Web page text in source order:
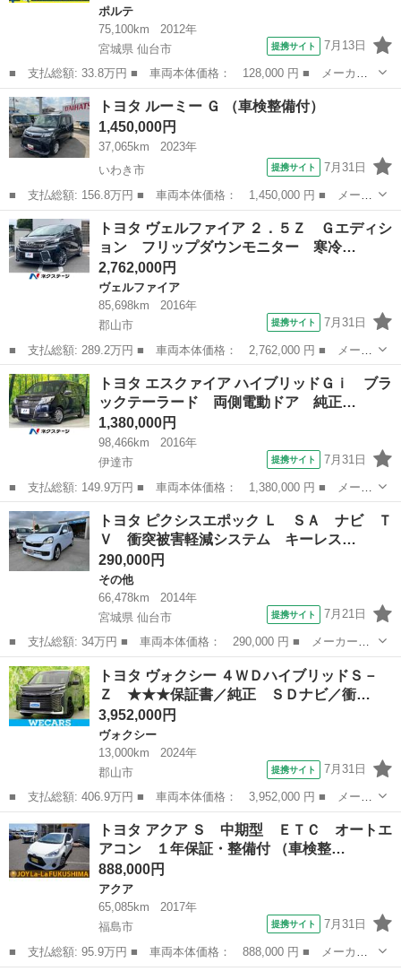
ポルテ
75,100km
2012年
宮城県 仙台市
提携サイト 7月13日
■ 支払総額: 33.8万円 ■ 車両本体価格： 128,000 円 ■ メーカー
名： トヨタ ■ 車種名： ポルテ ■ グレード名： １５０ｉ Ｈ
ＩＤセレクション フルタイム４ＷＤ 左オートスライド メモリー
ナビ ■ 排...
宮城 仙台市 ポルテ
トヨタ ルーミー Ｇ （車検整備付）
1,450,000円
37,065km
2023年
いわき市
提携サイト 7月31日
■ 支払総額: 156.8万円 ■ 車両本体価格： 1,450,000 円 ■ メーカ
ー名： トヨタ ■ 車種名： ルーミー ■ グレード名： Ｇ ■ 排
気量： 1000cc ■ ドア枚数： 5D ■ ミッション： CVT...
福島 いわき市 トヨタ
トヨタ ヴェルファイア ２．５Ｚ Ｇエディシ
ョン フリップダウンモニター 寒冷…
2,762,000円
ヴェルファイア
85,698km
2016年
郡山市
提携サイト 7月31日
■ 支払総額: 289.2万円 ■ 車両本体価格： 2,762,000 円 ■ メーカ
ー名： トヨタ ■ 車種名： ヴェルファイア ■ グレード名：
２．５Ｚ Ｇエディション フリップダウンモニター 寒冷地仕様
４ＷＤ ア...
福島 郡山市 ヴェルファイア
トヨタ エスクァイア ハイブリッドＧｉ ブラ
ックテーラード 両側電動ドア 純正…
1,380,000円
98,466km
2016年
伊達市
提携サイト 7月31日
■ 支払総額: 149.9万円 ■ 車両本体価格： 1,380,000 円 ■ メーカ
ー名： トヨタ ■ 車種名： エスクァイア ■ グレード名： ハイ
ブリッドＧｉ ブラックテーラード 両側電動ドア 純正ナビ バッ
クカメラ...
福島 伊達市 トヨタ
トヨタ ピクシスエポック Ｌ ＳＡ ナビ Ｔ
Ｖ 衝突被害軽減システム キーレス…
290,000円
その他
66,478km
2014年
宮城県 仙台市
提携サイト 7月21日
■ 支払総額: 34万円 ■ 車両本体価格： 290,000 円 ■ メーカー
名： トヨタ ■ 車種名： ピクシスエポック ■ グレード名：
Ｌ ＳＡ ナビ ＴＶ 衝突被害軽減システム キーレスエントリ
ー アイドリングスト...
宮城 仙台市 その他
トヨタ ヴォクシー ４ＷＤハイブリッドＳ－
Ｚ ★★★保証書／純正 ＳＤナビ／衝…
3,952,000円
ヴォクシー
13,000km
2024年
郡山市
提携サイト 7月31日
■ 支払総額: 406.9万円 ■ 車両本体価格： 3,952,000 円 ■ メーカ
ー名： トヨタ ■ 車種名： ヴォクシー ■ グレード名： ４ＷＤ
ハイブリッドＳ－Ｚ ★★★保証書／純正 ＳＤナビ／衝突安全装置
／両側電...
福島 郡山市 ヴォクシー
トヨタ アクア Ｓ 中期型 ＥＴＣ オートエ
アコン １年保証・整備付 （車検整…
888,000円
アクア
65,085km
2017年
福島市
提携サイト 7月31日
■ 支払総額: 95.9万円 ■ 車両本体価格： 888,000 円 ■ メーカー
名： トヨタ ■ 車種名： アクア ■ グレード名： Ｓ 中期型